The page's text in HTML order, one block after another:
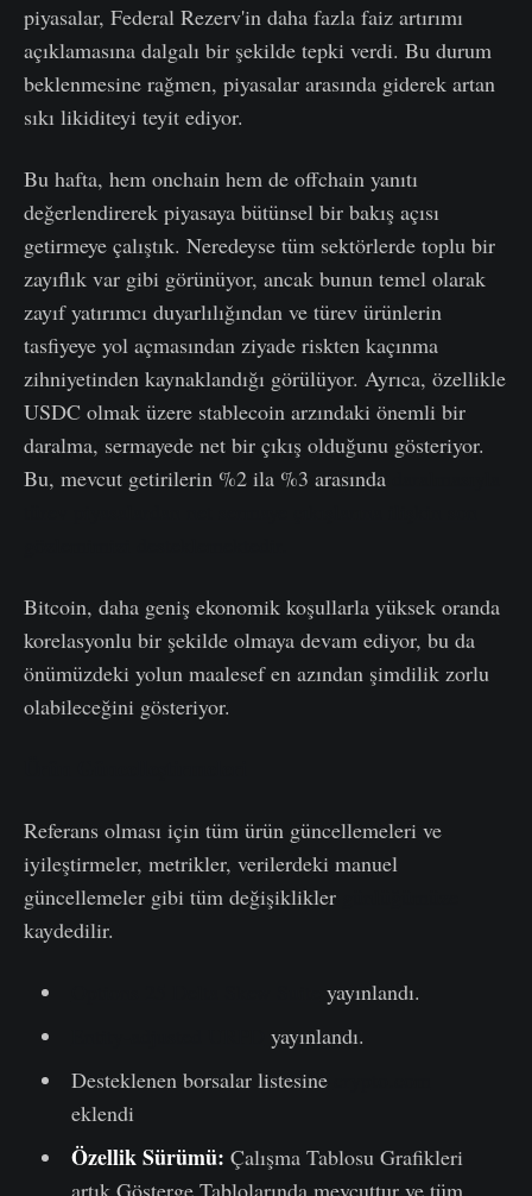
piyasalar, Federal Rezerv'in daha fazla faiz artırımı
açıklamasına dalgalı bir şekilde tepki verdi. Bu durum
beklenmesine rağmen, piyasalar arasında giderek artan
sıkı likiditeyi teyit ediyor.
Bu hafta, hem onchain hem de offchain yanıtı
değerlendirerek piyasaya bütünsel bir bakış açısı
getirmeye çalıştık. Neredeyse tüm sektörlerde toplu bir
zayıflık var gibi görünüyor, ancak bunun temel olarak
zayıf yatırımcı duyarlılığından ve türev ürünlerin
tasfiyeye yol açmasından ziyade riskten kaçınma
zihniyetinden kaynaklandığı görülüyor. Ayrıca, özellikle
USDC olmak üzere stablecoin arzındaki önemli bir
daralma, sermayede net bir çıkış olduğunu gösteriyor.
Bu, mevcut getirilerin %2 ila %3 arasında
Bitcoin, daha geniş ekonomik koşullarla yüksek oranda
korelasyonlu bir şekilde olmaya devam ediyor, bu da
önümüzdeki yolun maalesef en azından şimdilik zorlu
olabileceğini gösteriyor.
Referans olması için tüm ürün güncellemeleri ve
iyileştirmeler, metrikler, verilerdeki manuel
güncellemeler gibi tüm değişiklikler
kaydedilir.
yayınlandı.
yayınlandı.
Desteklenen borsalar listesine
eklendi
Özellik Sürümü: Çalışma Tablosu Grafikleri
artık Gösterge Tablolarında mevcuttur ve tüm